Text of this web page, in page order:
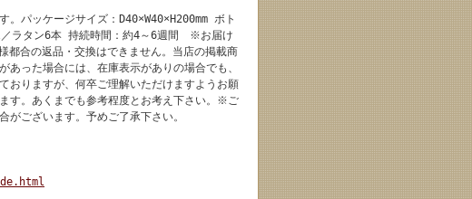
パッケージサイズ：D40×W40×H200mm ボト
／ラタン6本 持続時間：約4～6週間 ※お届け
都合の返品・交換はできません。当店の掲載商
った場合には、在庫表示がありの場合でも、
おりますが、何卒ご理解いただけますようお願
す。あくまでも参考程度とお考え下さい。※ご
ございます。予めご了承下さい。